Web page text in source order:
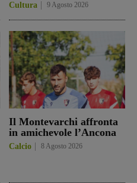
Cultura 9 Agosto 2026
Il Montevarchi affronta
in amichevole l’Ancona
Calcio 8 Agosto 2026